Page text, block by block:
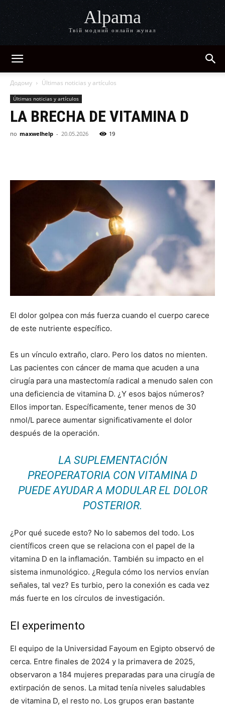
Alpama
Твій модний онлайн жунал
Додому Últimas noticias y artículos
Últimas noticias y artículos
LA BRECHA DE VITAMINA D
по maxwelhelp - 20.05.2026 19
El dolor golpea con más fuerza cuando el cuerpo carece
de este nutriente específico.
Es un vínculo extraño, claro. Pero los datos no mienten.
Las pacientes con cáncer de mama que acuden a una
cirugía para una mastectomía radical a menudo salen con
una deficiencia de vitamina D. ¿Y esos bajos números?
Ellos importan. Específicamente, tener menos de 30
nmol/L parece aumentar significativamente el dolor
después de la operación.
LA SUPLEMENTACIÓN
PREOPERATORIA CON VITAMINA D
PUEDE AYUDAR A MODULAR EL DOLOR
POSTERIOR.
¿Por qué sucede esto? No lo sabemos del todo. Los
científicos creen que se relaciona con el papel de la
vitamina D en la inflamación. También su impacto en el
sistema inmunológico. ¿Regula cómo los nervios envían
señales, tal vez? Es turbio, pero la conexión es cada vez
más fuerte en los círculos de investigación.
El experimento
El equipo de la Universidad Fayoum en Egipto observó de
cerca. Entre finales de 2024 y la primavera de 2025,
observaron a 184 mujeres preparadas para una cirugía de
extirpación de senos. La mitad tenía niveles saludables
de vitamina D, el resto no. Los grupos eran bastante